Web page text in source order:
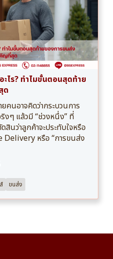
ไร? ทำไมขั้นตอนสุดท้าย
ด
ยคนอาจคิดว่ากระบวนการ
ๆ แล้วมี “ช่วงหนึ่ง” ที่
นว่าลูกค้าจะประทับใจหรือ
หรือ “การขนส่ง
ขนส่ง